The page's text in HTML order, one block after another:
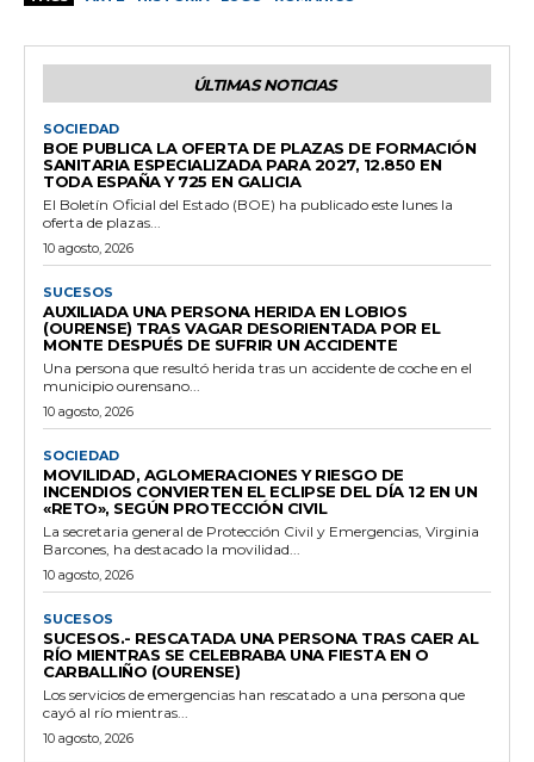
ÚLTIMAS NOTICIAS
SOCIEDAD
BOE PUBLICA LA OFERTA DE PLAZAS DE FORMACIÓN
SANITARIA ESPECIALIZADA PARA 2027, 12.850 EN
TODA ESPAÑA Y 725 EN GALICIA
El Boletín Oficial del Estado (BOE) ha publicado este lunes la
oferta de plazas...
10 agosto, 2026
SUCESOS
AUXILIADA UNA PERSONA HERIDA EN LOBIOS
(OURENSE) TRAS VAGAR DESORIENTADA POR EL
MONTE DESPUÉS DE SUFRIR UN ACCIDENTE
Una persona que resultó herida tras un accidente de coche en el
municipio ourensano...
10 agosto, 2026
SOCIEDAD
MOVILIDAD, AGLOMERACIONES Y RIESGO DE
INCENDIOS CONVIERTEN EL ECLIPSE DEL DÍA 12 EN UN
«RETO», SEGÚN PROTECCIÓN CIVIL
La secretaria general de Protección Civil y Emergencias, Virginia
Barcones, ha destacado la movilidad...
10 agosto, 2026
SUCESOS
SUCESOS.- RESCATADA UNA PERSONA TRAS CAER AL
RÍO MIENTRAS SE CELEBRABA UNA FIESTA EN O
CARBALLIÑO (OURENSE)
Los servicios de emergencias han rescatado a una persona que
cayó al río mientras...
10 agosto, 2026